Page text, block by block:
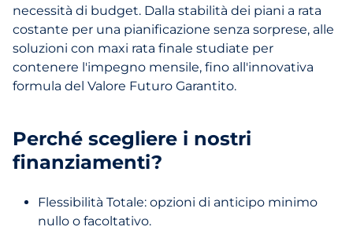
necessità di budget. Dalla stabilità dei piani a rata
costante per una pianificazione senza sorprese, alle
soluzioni con maxi rata finale studiate per
contenere l'impegno mensile, fino all'innovativa
formula del Valore Futuro Garantito.
Perché scegliere i nostri
finanziamenti?
Flessibilità Totale: opzioni di anticipo minimo
nullo o facoltativo.